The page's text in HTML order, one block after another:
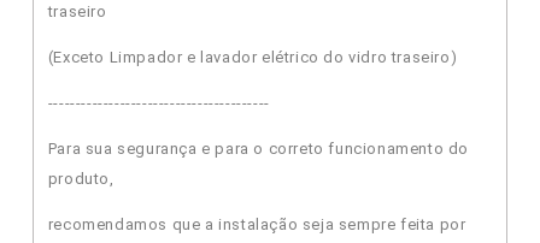
traseiro
(Exceto Limpador e lavador elétrico do vidro traseiro)
----------------------------------------
Para sua segurança e para o correto funcionamento do
produto,
recomendamos que a instalação seja sempre feita por